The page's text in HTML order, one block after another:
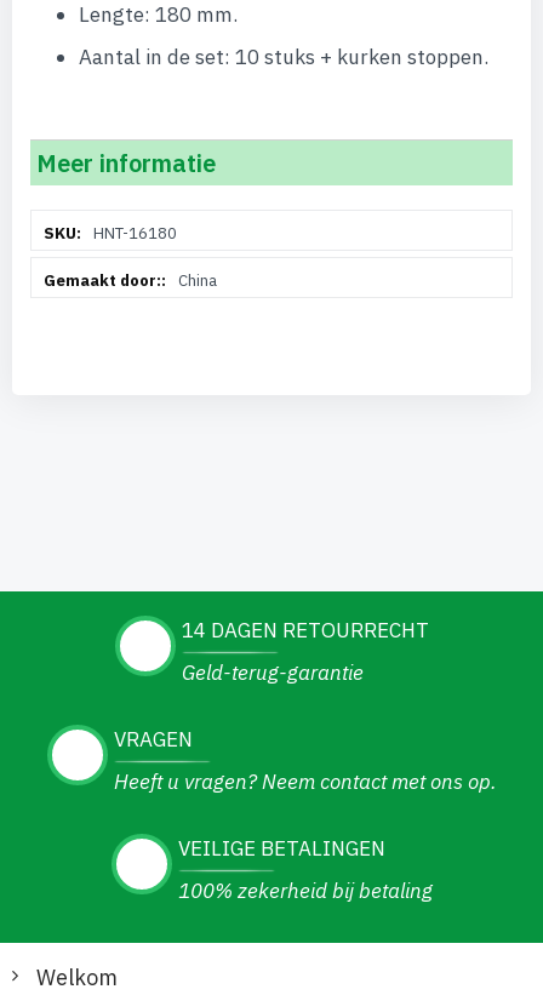
Lengte: 180 mm.
Aantal in de set: 10 stuks + kurken stoppen.
Meer informatie
informatieHNT-16180
China
14 DAGEN RETOURRECHT
Geld-terug-garantie
VRAGEN
Heeft u vragen? Neem contact met ons op.
VEILIGE BETALINGEN
100% zekerheid bij betaling
Welkom